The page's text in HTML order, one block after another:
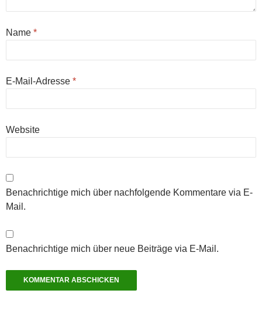
Name *
E-Mail-Adresse *
Website
Benachrichtige mich über nachfolgende Kommentare via E-
Mail.
Benachrichtige mich über neue Beiträge via E-Mail.